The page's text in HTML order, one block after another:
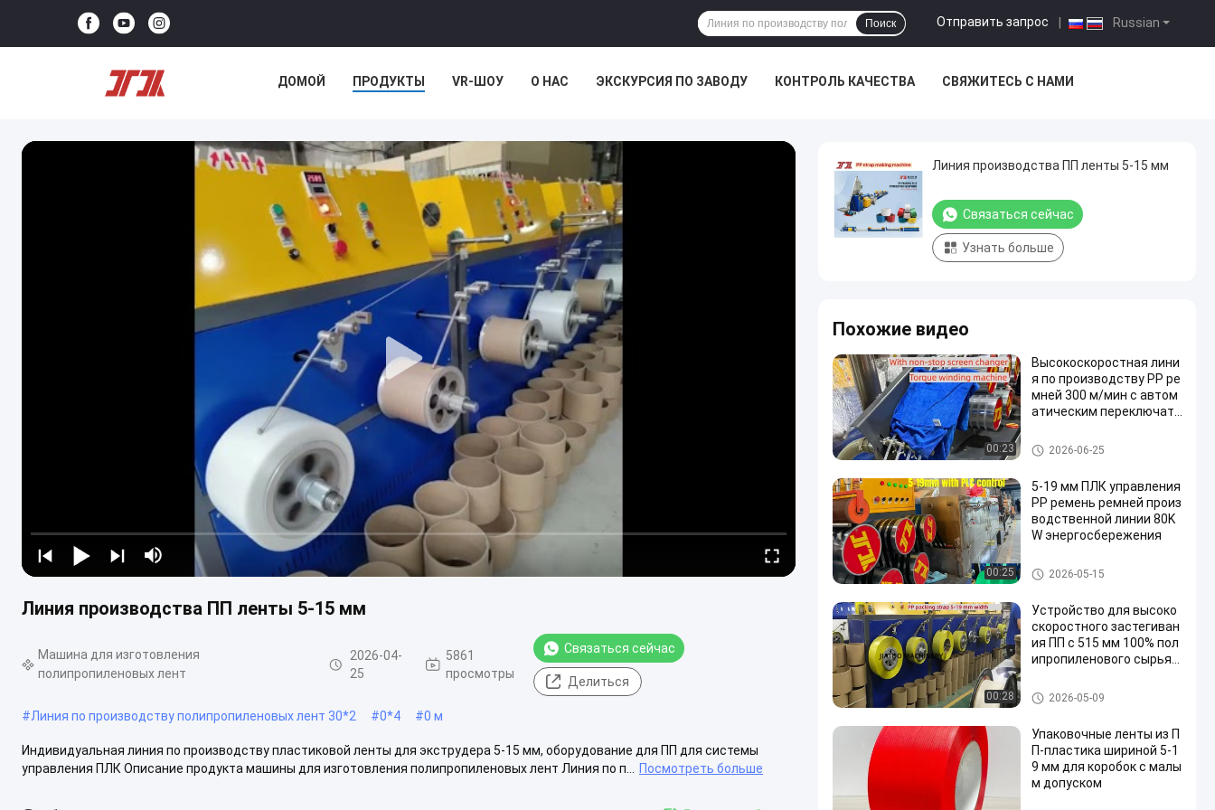
Russian
Отправить запрос
Поиск
ДОМОЙ ПРОДУКТЫ VR-ШОУ О НАС ЭКСКУРСИЯ ПО ЗАВОДУ КОНТРОЛЬ КАЧЕСТВА СВЯЖИТЕСЬ С НАМИ
Линия производства ПП ленты 5-15 мм
Машина для изготовления
полипропиленовых лент
2026-04-
25
5861
просмотры
Связаться сейчас
Делиться
#Линия по производству полипропиленовых лент 30*2 #0*4 #0 м
Индивидуальная линия по производству пластиковой ленты для экструдера 5-15 мм, оборудование для ПП для системы
управления ПЛК Описание продукта машины для изготовления полипропиленовых лент Линия по п...
Посмотреть больше
Линия производства ПП ленты 5-15 мм
Связаться сейчас
Узнать больше
Похожие видео
00:23
Высокоскоростная лини
я по производству PP ре
мней 300 м/мин с автом
атическим переключате
илиндром большого фил
ьтра
Машина для изготовления п
олипропиленовых лент
2026-06-25
00:25
5-19 мм ПЛК управления
PP ремень ремней произ
водственной линии 80K
W энергосбережения
Машина для изготовления п
олипропиленовых лент
2026-05-15
00:28
Устройство для высоко
скоростного застегиван
ия ПП с 515 мм 100% пол
ипропиленового сырья
Машина для изготовления п
олипропиленовых лент
2026-05-09
Упаковочные ленты из П
П-пластика шириной 5-1
9 мм для коробок с малы
м допуском